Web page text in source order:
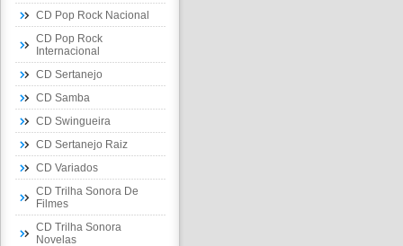
CD Pop Rock Nacional
CD Pop Rock
Internacional
CD Sertanejo
CD Samba
CD Swingueira
CD Sertanejo Raiz
CD Variados
CD Trilha Sonora De
Filmes
CD Trilha Sonora
Novelas